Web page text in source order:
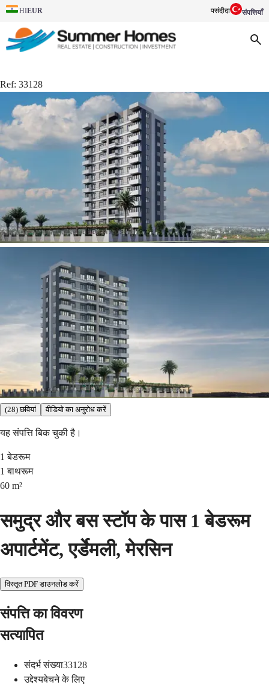
HIEUR पसंदीदा संपत्तियाँ
Ref: 33128
(28) छवियां वीडियो का अनुरोध करें
यह संपत्ति बिक चुकी है।
1 बेडरूम
1 बाथरूम
60 m²
समुद्र और बस स्टॉप के पास 1 बेडरूम
अपार्टमेंट, एर्डेमली, मेरसिन
विस्तृत PDF डाउनलोड करें
संपत्ति का विवरण
सत्यापित
संदर्भ संख्या33128
उद्देश्यबेचने के लिए